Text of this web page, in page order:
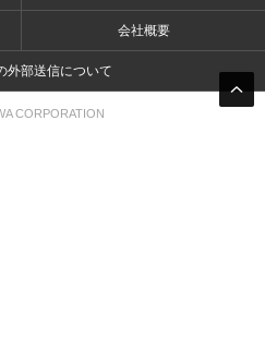
会社概要
外部送信について
CORPORATION